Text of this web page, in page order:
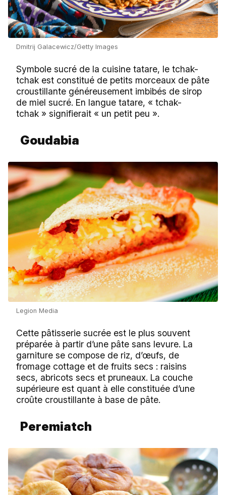
Dmitrij Galacewicz/Getty Images
Symbole sucré de la cuisine tatare, le tchak-
tchak est constitué de petits morceaux de pâte
croustillante généreusement imbibés de sirop
de miel sucré. En langue tatare, « tchak-
tchak » signifierait « un petit peu ».
Goudabia
Legion Media
Cette pâtisserie sucrée est le plus souvent
préparée à partir d’une pâte sans levure. La
garniture se compose de riz, d’œufs, de
fromage cottage et de fruits secs : raisins
secs, abricots secs et pruneaux. La couche
supérieure est quant à elle constituée d’une
croûte croustillante à base de pâte.
Peremiatch